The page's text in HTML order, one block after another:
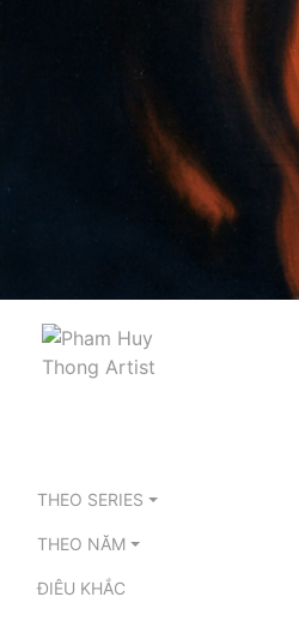
THEO SERIES
THEO NĂM
ĐIÊU KHẮC